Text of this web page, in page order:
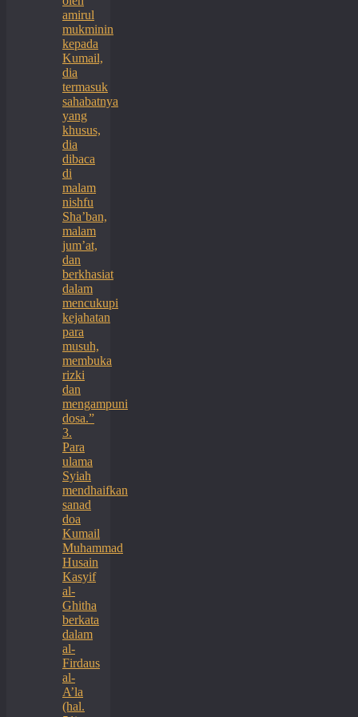
amirul
mukminin
kepada
Kumail,
dia
termasuk
sahabatnya
yang
khusus,
dia
dibaca
di
malam
nishfu
Sha’ban,
malam
jum’at,
dan
berkhasiat
dalam
mencukupi
kejahatan
para
musuh,
membuka
rizki
dan
mengampuni
dosa.”
3.
Para
ulama
Syiah
mendhaifkan
sanad
doa
Kumail
Muhammad
Husain
Kasyif
al-
Ghitha
berkata
dalam
al-
Firdaus
al-
A’la
(hal.